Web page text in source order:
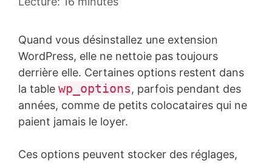
Quand vous désinstallez une extension
WordPress, elle ne nettoie pas toujours
derrière elle. Certaines options restent dans
la table wp_options, parfois pendant des
années, comme de petits colocataires qui ne
paient jamais le loyer.
Ces options peuvent stocker des réglages,